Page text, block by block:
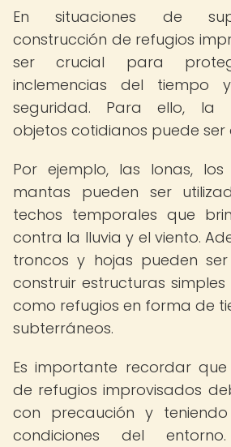
En situaciones de
construcción de refugios
ser crucial para
inclemencias del tiempo
seguridad. Para ello, la
objetos cotidianos puede
Por ejemplo, las lonas,
mantas pueden ser
techos temporales que
contra la lluvia y el viento.
troncos y hojas pueden
construir estructuras simples
como refugios en forma de
subterráneos.
Es importante recordar
de refugios improvisados
con precaución y
condiciones del